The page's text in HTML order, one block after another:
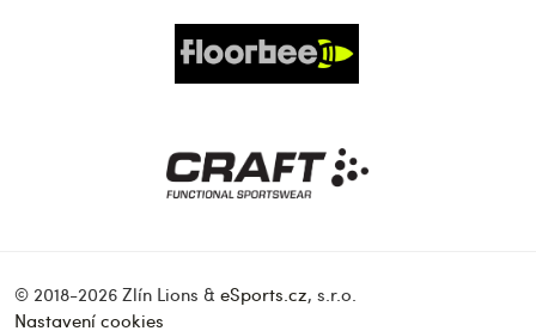
© 2018-2026 Zlín Lions & eSports.cz, s.r.o.
Nastavení cookies